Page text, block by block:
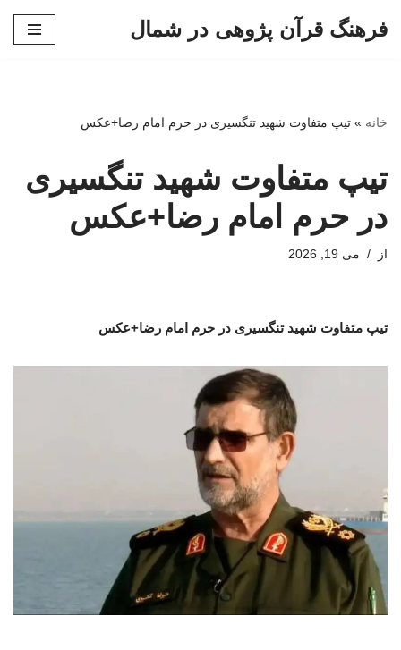
فرهنگ قرآن پژوهی در شمال
خانه » تیپ متفاوت شهید تنگسیری در حرم امام رضا+عکس
تیپ متفاوت شهید تنگسیری
در حرم امام رضا+عکس
از می 19, 2026
تیپ متفاوت شهید تنگسیری در حرم امام رضا+عکس